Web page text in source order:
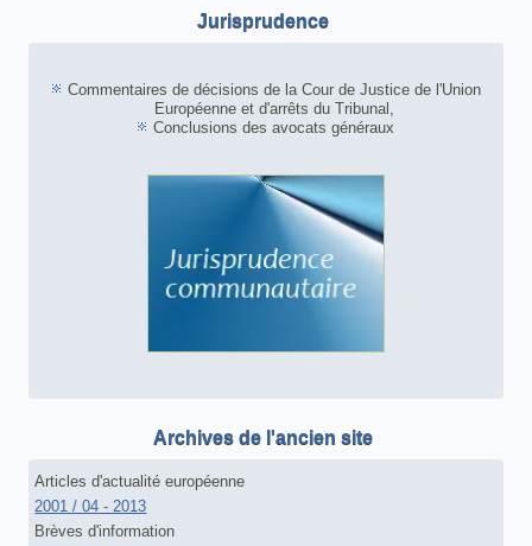
Jurisprudence
Commentaires de décisions de la Cour de Justice de l'Union
Européenne et d'arrêts du Tribunal,
Conclusions des avocats généraux
Archives de l'ancien site
Articles d'actualité européenne
2001 / 04 - 2013
Brèves d'information